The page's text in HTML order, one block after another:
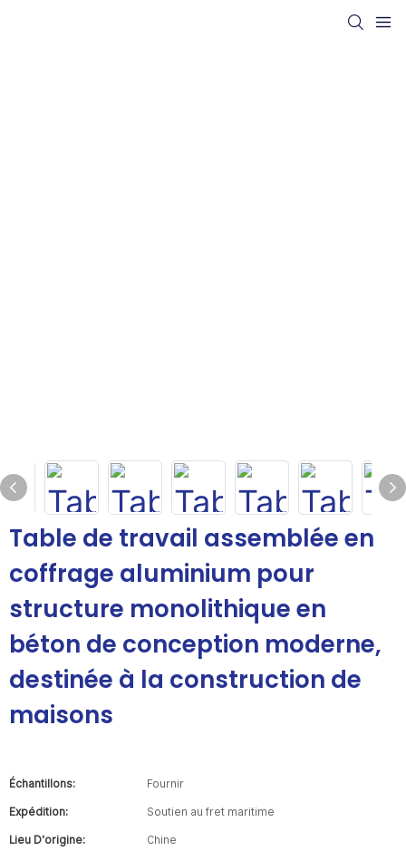
Table de travail assemblée en
coffrage aluminium pour
structure monolithique en
béton de conception moderne,
destinée à la construction de
maisons
Échantillons: Fournir
Expédition: Soutien au fret maritime
Lieu D'origine: Chine